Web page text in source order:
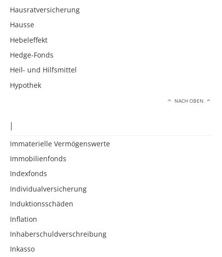
Hausratversicherung
Hausse
Hebeleffekt
Hedge-Fonds
Heil- und Hilfsmittel
Hypothek
NACH OBEN
I
Immaterielle Vermögenswerte
Immobilienfonds
Indexfonds
Individualversicherung
Induktionsschäden
Inflation
Inhaberschuldverschreibung
Inkasso